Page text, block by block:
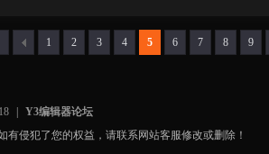
1 2 3 4 5 6 7 8 9
Y3编辑器论坛
侵犯了您的权益，请联系网站客服修改或删除！